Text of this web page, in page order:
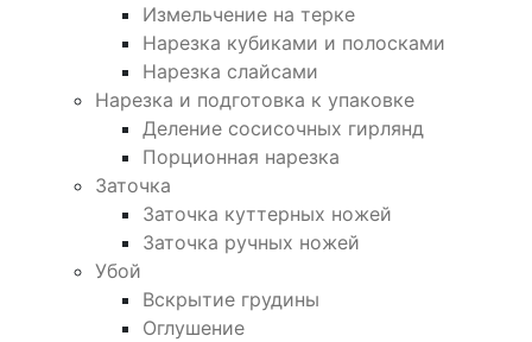
Измельчение на терке
Нарезка кубиками и полосками
Нарезка слайсами
Нарезка и подготовка к упаковке
Деление сосисочных гирлянд
Порционная нарезка
Заточка
Заточка куттерных ножей
Заточка ручных ножей
Убой
Вскрытие грудины
Оглушение